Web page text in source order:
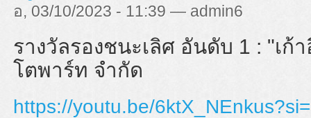
อ, 03/10/2023 - 11:39 — admin6
รางวัลรองชนะเลิศ อันดับ 1 : "เก้
โตพาร์ท จำกัด
https://youtu.be/